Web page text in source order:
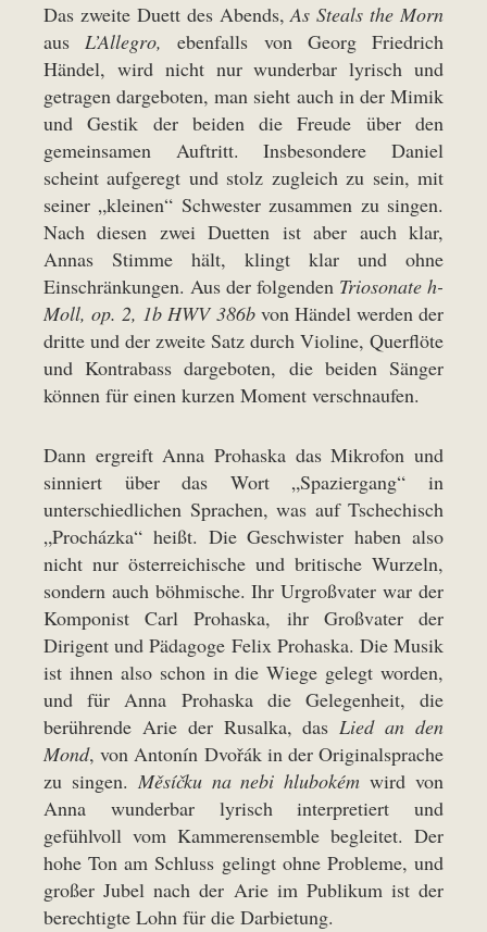
Das zweite Duett des Abends,As Steals the Morn
ausL’Allegro,ebenfalls von Georg Friedrich
Händel, wird nicht nur wunderbar lyrisch und
getragen dargeboten, man sieht auch in der Mimik
und Gestik der beiden die Freude über den
gemeinsamen Auftritt. Insbesondere Daniel
scheint aufgeregt und stolz zugleich zu sein, mit
seiner „kleinen“ Schwester zusammen zu singen.
Nach diesen zwei Duetten ist aber auch klar,
Annas Stimme hält, klingt klar und ohne
Einschränkungen. Aus der folgenden Triosonate h-
Moll, op. 2, 1b HWV 386b von Händel werden der
dritte und der zweite Satz durch Violine, Querflöte
und Kontrabass dargeboten, die beiden Sänger
können für einen kurzen Moment verschnaufen.
Dann ergreift Anna Prohaska das Mikrofon und
sinniert über das Wort „Spaziergang“ in
unterschiedlichen Sprachen, was auf Tschechisch
„Procházka“ heißt. Die Geschwister haben also
nicht nur österreichische und britische Wurzeln,
sondern auch böhmische. Ihr Urgroßvater war der
Komponist Carl Prohaska, ihr Großvater der
Dirigent und Pädagoge Felix Prohaska. Die Musik
ist ihnen also schon in die Wiege gelegt worden,
und für Anna Prohaska die Gelegenheit, die
berührende Arie der Rusalka, dasLied an den
Mond, von Antonín Dvořák in der Originalsprache
zu singen. Měsíčku na nebi hlubokém wird von
Anna wunderbar lyrisch interpretiert und
gefühlvoll vom Kammerensemble begleitet. Der
hohe Ton am Schluss gelingt ohne Probleme, und
großer Jubel nach der Arie im Publikum ist der
berechtigte Lohn für die Darbietung.